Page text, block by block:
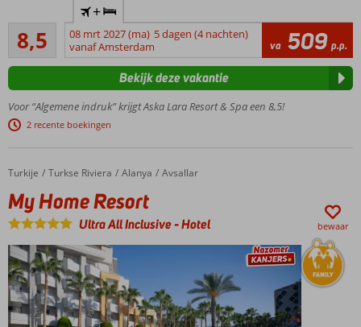
sterrenhotel
met privé
zandstrand
Voor de
familievakantie
Elke dag wat te
doen; uitgebreid
animatieprogramma
Adventure
Wet 'N
Wild
voor
ultiem
plezier!
Culinair
genieten in
8,5Aanrader
557
beoordelingen
+
08 mrt 2027 (ma) 5 dagen (4 nachten)
vanaf Amsterdam
va 509 p.p.
Voor “Algemene indruk” krijgt Aska Lara Resort & Spa een 8,5!
2 recente boekingen
Bekijk deze vakantie
Home
Turkije Turkse Riviera Alanya Avsallar
My Home Resort
My Home Resort
Ultra All Inclusive-Hotel bewaar